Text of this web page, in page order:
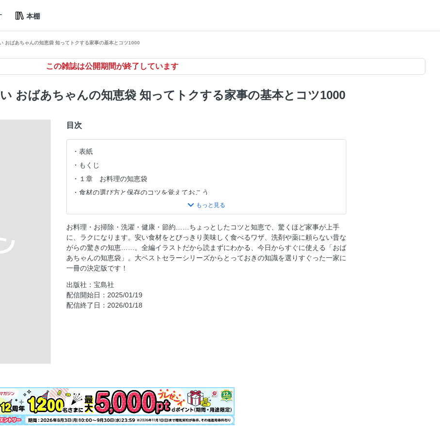
本棚
おばあちゃんの知恵袋 知ってトクする家事の基本とコツ1000
この雑誌は公開期間が終了しています
おばあちゃんの知恵袋 知ってトクする家事の基本とコツ1000
目次
表紙
もくじ
１章 お料理の知恵袋
食材の選び方と保存のコツを覚えておこう
野菜はこうして長く新鮮に保存しよう
下ごしらえ／ほんのちょっとの工夫で食材がグンとおいしくなります
野菜
料理の用語／これだけは知っておきたい料理にまつわる基本のこと
量り方／手ばかり、目ばかりなど昔から伝わる量り方の便利な知恵
調理の基本／昔から受け継がれてきた調理のちょっとしたコツ
アルカリ剤で落とせない汚れにクエン酸・酢
ナチュラル洗剤はこうして使おう
この３つをそろえれば家中がピッカピッカに！
お料理・お掃除・洗濯・健康・節約……ちょっとしたコツと知恵で、驚くほど家事が上手
に、ラクになります。安い食材をとびっきり美味しく食べるワザ、洗剤や薬に頼らない昔な
がらの驚きの知恵……。全編イラストだから読まずにわかる、今日からすぐに使える「おば
あちゃんの知恵袋」。大ベストセラーシリーズからとっておきの知識を選りすぐった一家に
一冊の決定版です！
出版社：宝島社
配信開始日：2025/01/19
配信終了日：2026/01/18